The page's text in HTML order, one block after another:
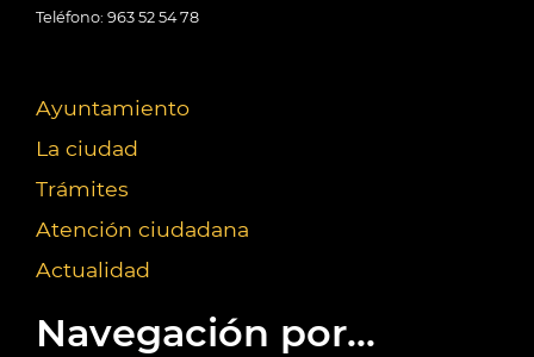
Teléfono: 963 52 54 78
Ayuntamiento
La ciudad
Trámites
Atención ciudadana
Actualidad
Navegación por...